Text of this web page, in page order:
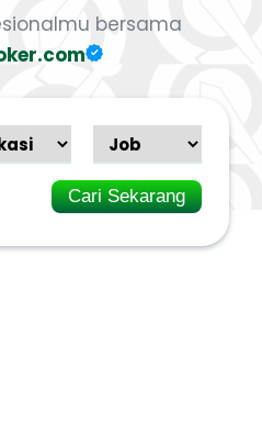
bersama
Cari Sekarang